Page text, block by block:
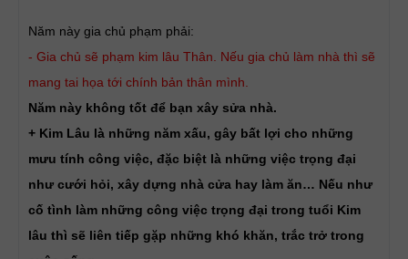
Năm này gia chủ phạm phải:
- Gia chủ sẽ phạm kim lâu Thân. Nếu gia chủ làm nhà thì sẽ
mang tai họa tới chính bản thân mình.
Năm này không tốt để bạn xây sửa nhà.
+ Kim Lâu là những năm xấu, gây bất lợi cho những
mưu tính công việc, đặc biệt là những việc trọng đại
như cưới hỏi, xây dựng nhà cửa hay làm ăn… Nếu như
cố tình làm những công việc trọng đại trong tuổi Kim
lâu thì sẽ liên tiếp gặp những khó khăn, trắc trở trong